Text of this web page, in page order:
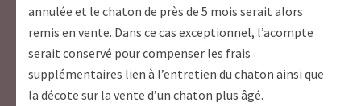
annulée et le chaton de près de 5 mois serait alors
remis en vente. Dans ce cas exceptionnel, l’acompte
serait conservé pour compenser les frais
supplémentaires lien à l’entretien du chaton ainsi que
la décote sur la vente d’un chaton plus âgé.